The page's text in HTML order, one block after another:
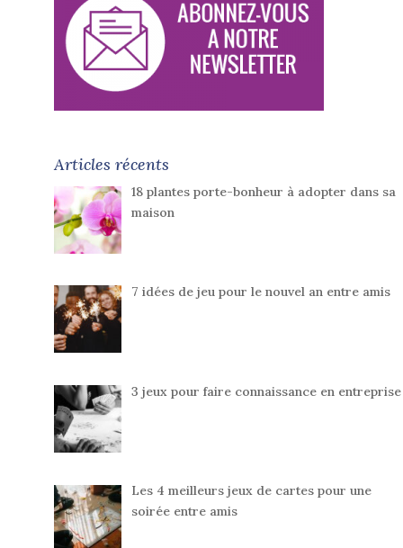
Articles récents
18 plantes porte-bonheur à adopter dans sa
maison
7 idées de jeu pour le nouvel an entre amis
3 jeux pour faire connaissance en entreprise
Les 4 meilleurs jeux de cartes pour une
soirée entre amis